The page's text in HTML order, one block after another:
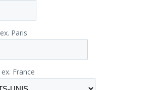
ex. Paris
ex. France